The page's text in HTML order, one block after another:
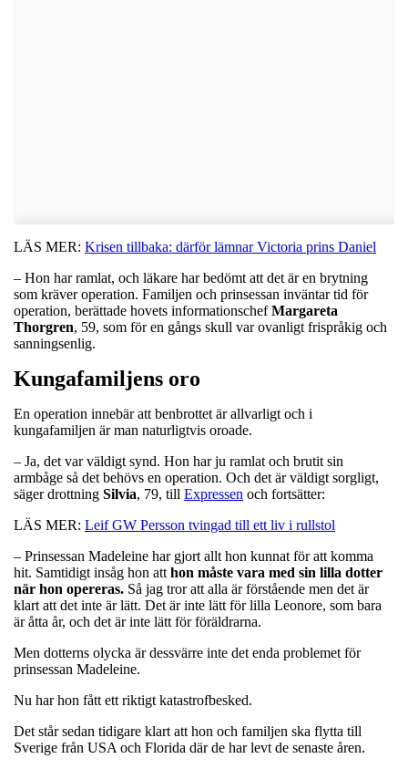
LÄS MER: Krisen tillbaka: därför lämnar Victoria prins Daniel
– Hon har ramlat, och läkare har bedömt att det är en brytning
som kräver operation. Familjen och prinsessan inväntar tid för
operation, berättade hovets informationschefMargareta
Thorgren, 59, som för en gångs skull var ovanligt frispråkig och
sanningsenlig.
Kungafamiljens oro
En operation innebär att benbrottet är allvarligt och i
kungafamiljen är man naturligtvis oroade.
– Ja, det var väldigt synd. Hon har ju ramlat och brutit sin
armbåge så det behövs en operation. Och det är väldigt sorgligt,
säger drottning Silvia, 79, till Expressen och fortsätter:
LÄS MER: Leif GW Persson tvingad till ett liv i rullstol
– Prinsessan Madeleine har gjort allt hon kunnat för att komma
hit. Samtidigt insåg hon att hon måste vara med sin lilla dotter
när hon opereras. Så jag tror att alla är förstående men det är
klart att det inte är lätt. Det är inte lätt för lilla Leonore, som bara
är åtta år, och det är inte lätt för föräldrarna.
Men dotterns olycka är dessvärre inte det enda problemet för
prinsessan Madeleine.
Nu har hon fått ett riktigt katastrofbesked.
Det står sedan tidigare klart att hon och familjen ska flytta till
Sverige från USA och Florida där de har levt de senaste åren.